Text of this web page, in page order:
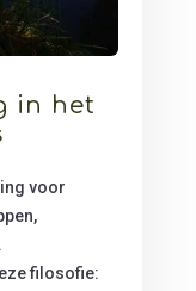
in het
voor
filosofie: